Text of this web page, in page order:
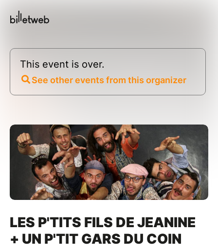
This event is over.
See other events from this organizer
LES P'TITS FILS DE JEANINE
+ UN P'TIT GARS DU COIN